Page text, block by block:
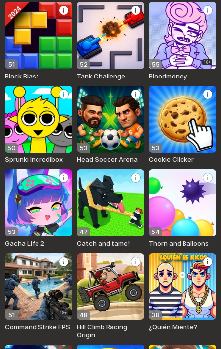
51
Block Blast
52
Tank Challenge
55 16+
Bloodmoney
50
Sprunki Incredibox
53
Head Soccer Arena
53
Cookie Clicker
53
Gacha Life 2
47
Catch and tame!
54
Thorn and Balloons
51 18+
Command Strike FPS
48
Hill Climb Racing
Origin
38
¿Quién Miente?